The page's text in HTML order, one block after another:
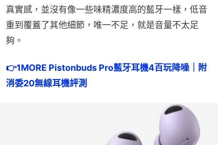
真實感，並沒有像一些味精濃度高的藍牙一樣，低音
重到覆蓋了其他細節，唯一不足，就是音量不太足
夠。
👉1MORE Pistonbuds Pro藍牙耳機4百玩降噪｜附
消委20無線耳機評測